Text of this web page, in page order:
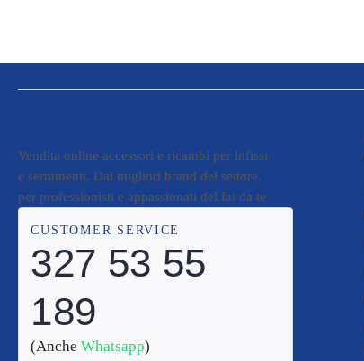
Vendita online accessori e ricambi per infissi
e serramenti. Dai migliori brand del settore,
per professionisti e appassionati del fai da te
CUSTOMER SERVICE
327 53 55
189
(AncheWhatsapp)